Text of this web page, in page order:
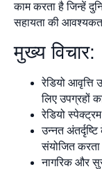
काम करता है जिन्हें
सहायता की
मुख्य विचार:
रेडियो
लिए उपग्रहों
रेडियो
उन्नत
संयोजित करता
नागरिक और